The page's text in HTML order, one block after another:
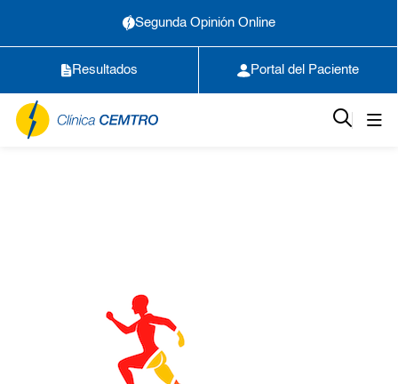
Segunda Opinión Online
Resultados Portal del Paciente